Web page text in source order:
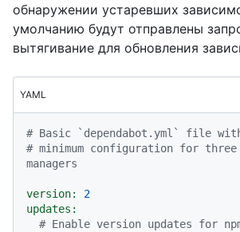
обнаружении устаревших
умолчанию будут отправлены
вытягивание для обновления
YAML
# Basic `dependabot.yml` file
# minimum configuration for three
managers
version:
2
updates:
# Enable version updates for